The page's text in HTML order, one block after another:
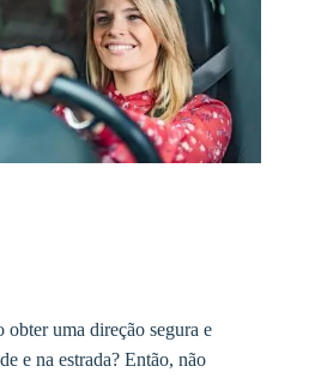
obter uma direção segura e
e na estrada? Então, não